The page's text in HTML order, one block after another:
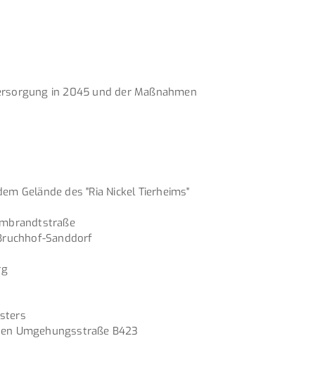
in 2045 und der Maßnahmen
Gelände des "Ria Nickel Tierheims"
Sanddorf
Umgehungsstraße B423